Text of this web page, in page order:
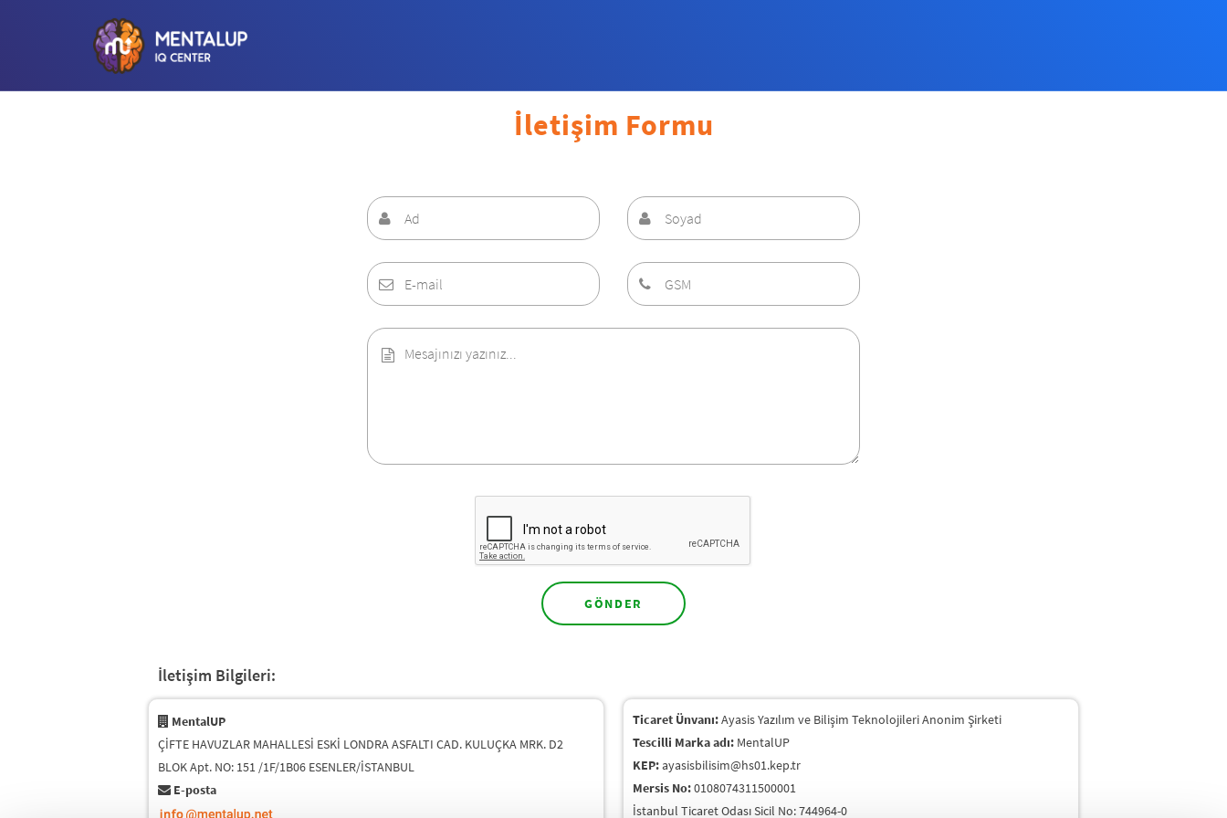
İletişim Formu
AD SOYAD
E-
MAIL
GSM
MESAJ
İletişim Bilgileri:
MentalUP
ÇİFTE HAVUZLAR MAHALLESİ ESKİ LONDRA ASFALTI CAD. KULUÇKA MRK. D2
BLOK Apt. NO: 151 /1F/1B06 ESENLER/İSTANBUL
E-posta
Ticaret Ünvanı:Ayasis Yazılım ve Bilişim Teknolojileri Anonim Şirketi
Tescilli Marka adı: MentalUP
KEP:ayasisbilisim@hs01.kep.tr
Mersis No:0108074311500001
İstanbul Ticaret Odası Sicil No: 744964-0